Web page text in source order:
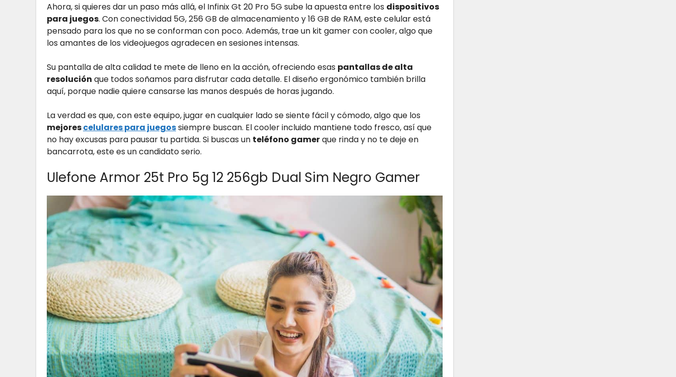
Ahora, si quieres dar un paso más allá, el Infinix Gt 20 Pro 5G sube la apuesta entre los dispositivos
para juegos. Con conectividad 5G, 256 GB de almacenamiento y 16 GB de RAM, este celular está
pensado para los que no se conforman con poco. Además, trae un kit gamer con cooler, algo que
los amantes de los videojuegos agradecen en sesiones intensas.
Su pantalla de alta calidad te mete de lleno en la acción, ofreciendo esas pantallas de alta
resolución que todos soñamos para disfrutar cada detalle. El diseño ergonómico también brilla
aquí, porque nadie quiere cansarse las manos después de horas jugando.
La verdad es que, con este equipo, jugar en cualquier lado se siente fácil y cómodo, algo que los
mejorescelulares para juegossiempre buscan. El cooler incluido mantiene todo fresco, así que
no hay excusas para pausar tu partida. Si buscas un teléfono gamerque rinda y no te deje en
bancarrota, este es un candidato serio.
Ulefone Armor 25t Pro 5g 12 256gb Dual Sim Negro Gamer